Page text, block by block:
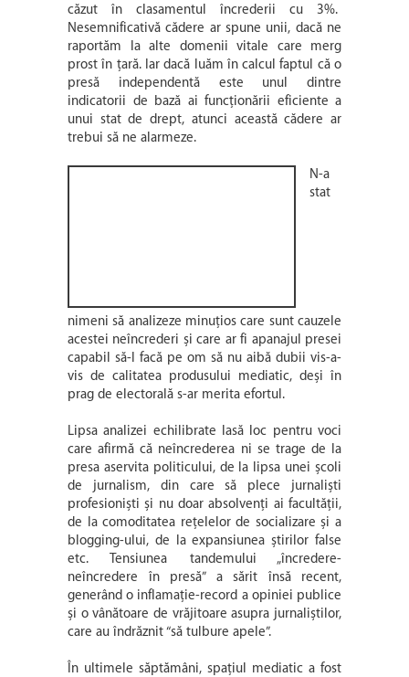
căzut în clasamentul încrederii cu 3%.
Nesemnificativă cădere ar spune unii, dacă ne
raportăm la alte domenii vitale care merg
prost în țară. Iar dacă luăm în calcul faptul că o
presă independentă este unul dintre
indicatorii de bază ai funcționării eficiente a
unui stat de drept, atunci această cădere ar
trebui să ne alarmeze.
N-a
stat
nimeni să analizeze minuțios care sunt cauzele
acestei neîncrederi și care ar fi apanajul presei
capabil să-l facă pe om să nu aibă dubii vis-a-
vis de calitatea produsului mediatic, deși în
prag de electorală s-ar merita efortul.
Lipsa analizei echilibrate lasă loc pentru voci
care afirmă că neîncrederea ni se trage de la
presa aservita politicului, de la lipsa unei școli
de jurnalism, din care să plece jurnaliști
profesioniști și nu doar absolvenți ai facultății,
de la comoditatea rețelelor de socializare și a
blogging-ului, de la expansiunea știrilor false
etc. Tensiunea tandemului „încredere-
neîncredere în presă” a sărit însă recent,
generând o inflamație-record a opiniei publice
și o vânătoare de vrăjitoare asupra jurnaliștilor,
care au îndrăznit “să tulbure apele”.
În ultimele săptămâni, spațiul mediatic a fost